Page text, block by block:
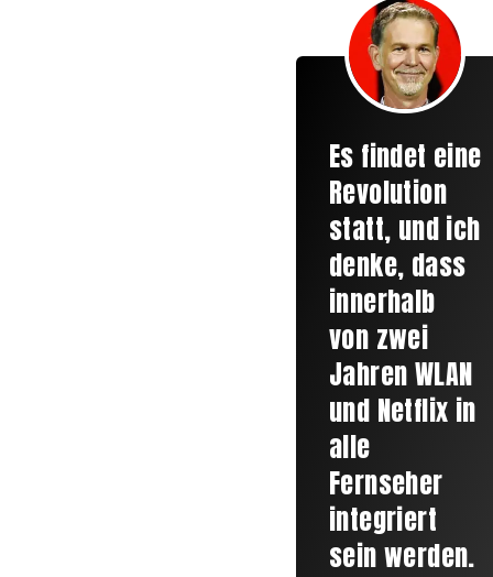
Es findet eine
Revolution
statt, und ich
denke, dass
innerhalb
von zwei
Jahren WLAN
und Netflix in
alle
Fernseher
integriert
sein werden.